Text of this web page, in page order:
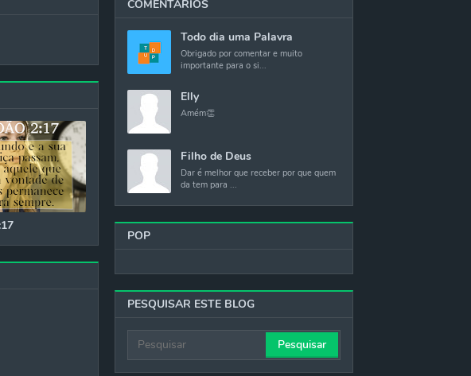
COMENTARIOS
Todo dia uma Palavra
Obrigado por comentar e muito
importante para o si...
Elly
Amém👏
Filho de Deus
Dar é melhor que receber por que quem
da tem para ...
POP
PESQUISAR ESTE BLOG